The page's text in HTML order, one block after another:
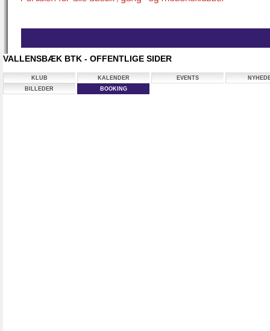
VALLENSBÆK BTK - OFFENTLIGE SIDER
KLUB KALENDER EVENTS
BILLEDER
BOOKING